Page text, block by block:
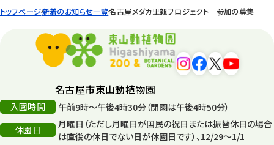
トップページ新着のお知らせ一覧名古屋メダカ里親プロジェクト 参加の募集
名古屋市東山動植物園
入園時間
午前9時～午後4時30分（閉園は午後4時50分）
休園日
月曜日（ただし月曜日が国民の祝日または振替休日の場合
は直後の休日でない日が休園日です）、12/29～1/1